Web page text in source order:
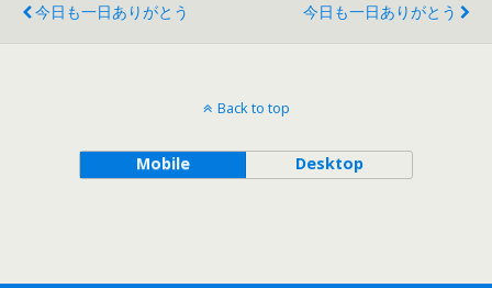
今日も一日ありがとう
今日も一日ありがとう
Back to top
Mobile Desktop